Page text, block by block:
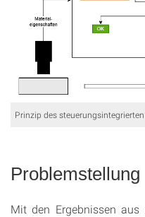
Prinzip des
Problemstellung
Mit den Ergebnissen